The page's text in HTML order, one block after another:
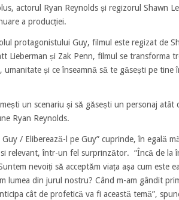
actorul Ryan Reynolds și regizorul Shawn
a producției.
protagonistului Guy, filmul este regizat de
Lieberman și Zak Penn, filmul se transforma
umanitate și ce înseamnă să te găsești pe tine
un scenariu și să găsești un personaj atât
Ryan Reynolds.
Guy / Eliberează-l pe Guy” cuprinde, în egală
relevant, într-un fel surprinzător. “Încă de la
nevoiți să acceptăm viața așa cum este
lumea din jurul nostru? Când m-am gândit
cât de profetică va fi această temă”,